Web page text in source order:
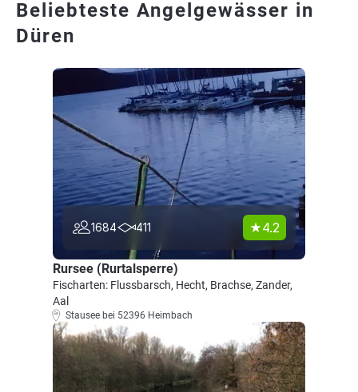
Beliebteste Angelgewässer in
Düren
1684 411 4.2
Rursee (Rurtalsperre)
Fischarten: Flussbarsch, Hecht, Brachse, Zander,
Aal
Stausee bei 52396 Heimbach